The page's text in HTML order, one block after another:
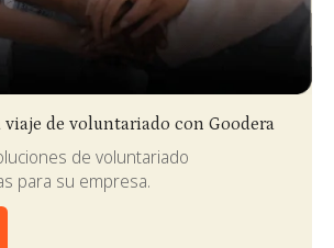
viaje de voluntariado con Goodera
de voluntariado
para su empresa.